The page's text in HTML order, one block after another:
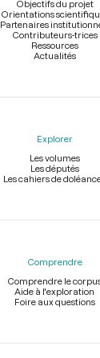
Objectifs du projet
Orientations
Partenaires
Contributeurs-trices
Ressources
Actualités
Explorer
Les volumes
Les députés
Les cahiers de
Comprendre
Comprendre le
Aide à l'exploration
Foire aux questions